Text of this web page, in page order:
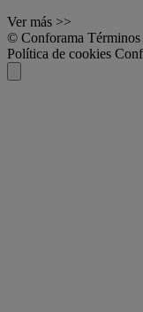
Ver más >>
© Conforama
Política de cookies